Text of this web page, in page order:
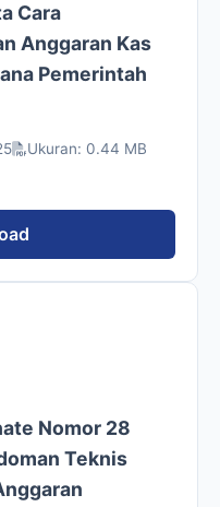
Cara
Anggaran Kas
Pemerintah
Ukuran: 0.44 MB
Nomor 28
Teknis